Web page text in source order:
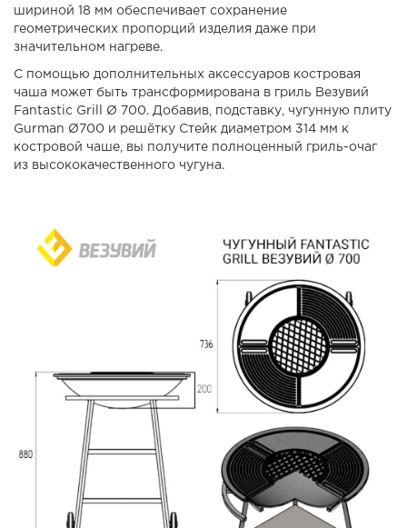
шириной 18 мм обеспечивает сохранение
геометрических пропорций изделия даже при
значительном нагреве.
С помощью дополнительных аксессуаров костровая
чаша может быть трансформирована в гриль Везувий
Fantastic Grill Ø 700. Добавив, подставку, чугунную плиту
Gurman Ø700 и решётку Стейк диаметром 314 мм к
костровой чаше, вы получите полноценный гриль-очаг
из высококачественного чугуна.